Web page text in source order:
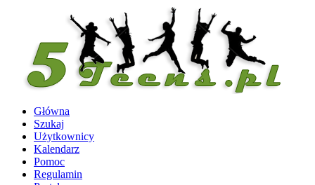
Główna
Szukaj
Użytkownicy
Kalendarz
Pomoc
Regulamin